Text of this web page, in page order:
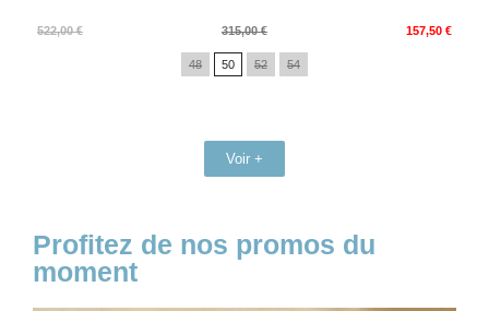
522,00 €
Prix
315,00 € 157,50 €
Prix
48 50 52 54
Voir +
Profitez de nos promos du
moment